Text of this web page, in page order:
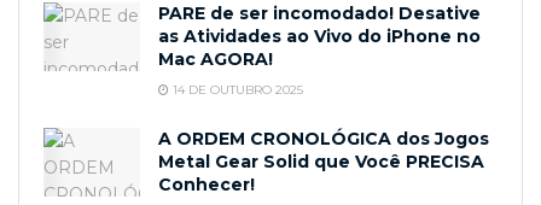
PARE de ser incomodado! Desative
as Atividades ao Vivo do iPhone no
Mac AGORA!
14 DE OUTUBRO 2025
A ORDEM CRONOLÓGICA dos Jogos
Metal Gear Solid que Você PRECISA
Conhecer!